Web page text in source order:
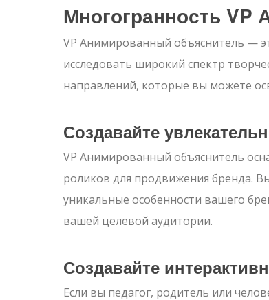
Многогранность VP
VP Анимированный объяснитель —
исследовать широкий спектр
направлений, которые вы можете
Создавайте
VP Анимированный объяснитель
роликов для продвижения бренда.
уникальные особенности вашего
вашей целевой аудитории.
Создавайте
Если вы педагог, родитель или